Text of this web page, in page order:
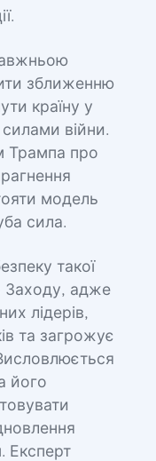
зближенню
країну у
війни.
Трампа про
модель
сила.
такої
Заходу, адже
лідерів,
та загрожує
його
Експерт